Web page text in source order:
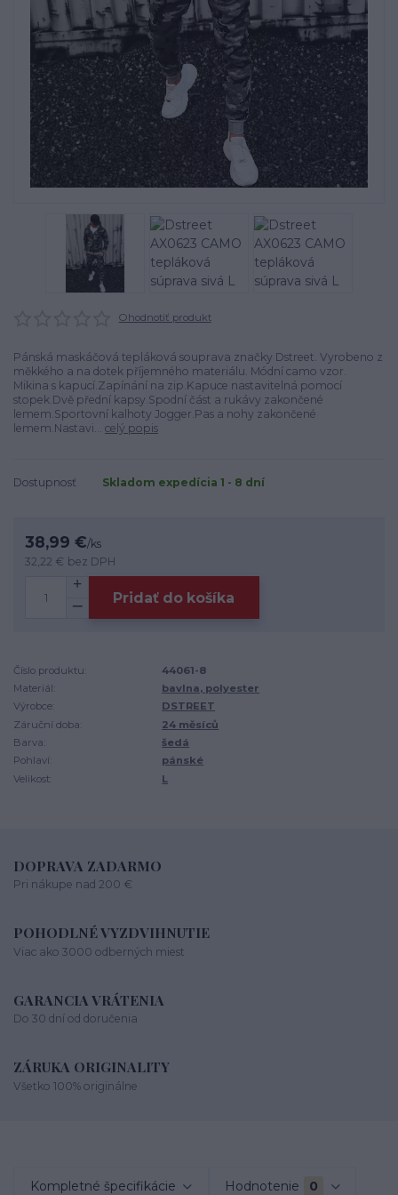
Ohodnotiť produkt
Pánská maskáčová tepláková souprava značky Dstreet. Vyrobeno z
měkkého a na dotek příjemného materiálu. Módní camo vzor.
Mikina s kapucí.Zapínání na zip.Kapuce nastavitelná pomocí
stopek.Dvě přední kapsy.Spodní část a rukávy zakončené
lemem.Sportovní kalhoty Jogger.Pas a nohy zakončené
lemem.Nastavi... celý popis
Dostupnosť Skladom expedícia 1 - 8 dní
38,99 €/ks
32,22 € bez DPH
Pridať do košíka
Číslo produktu:
44061-8
Materiál:
bavlna, polyester
Výrobce:
DSTREET
Záruční doba:
24 měsíců
Barva:
šedá
Pohlaví:
pánské
Velikost:
L
DOPRAVA ZADARMO
Pri nákupe nad 200 €
POHODLNÉ VYZDVIHNUTIE
Viac ako 3000 odberných miest
GARANCIA VRÁTENIA
Do 30 dní od doručenia
ZÁRUKA ORIGINALITY
Všetko 100% originálne
Kompletné špecifikácie Hodnotenie 0